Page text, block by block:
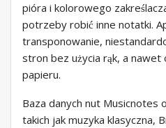
pióra i kolorowego
potrzeby robić inne notatki.
transponowanie,
stron bez użycia rąk, a nawet
papieru.
Baza danych nut Musicnotes
takich jak muzyka klasyczna,